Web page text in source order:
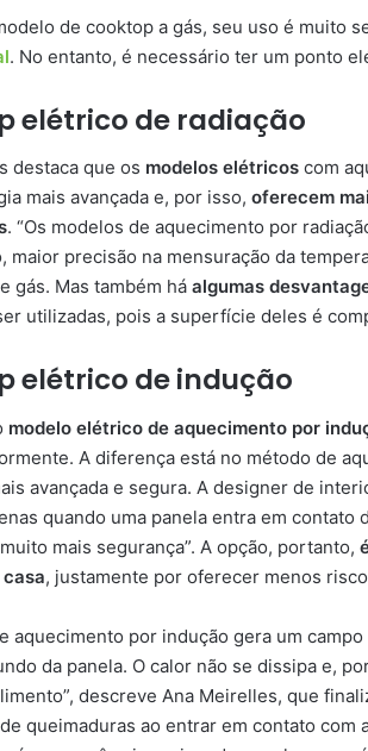
de cooktop a gás, seu uso é muito
. No entanto, é necessário ter um ponto
elétrico de radiação
destaca que os modelos elétricos com
mais avançada e, por isso, oferecem
. “Os modelos de aquecimento por
maior precisão na mensuração da
gás. Mas também há algumas
utilizadas, pois a superfície deles é
elétrico de indução
modelo elétrico de aquecimento por
A diferença está no método de
avançada e segura. A designer de
quando uma panela entra em
mais segurança”. A opção, portanto,
, justamente por oferecer menos
aquecimento por indução gera um
da panela. O calor não se dissipa e,
descreve Ana Meirelles, que
queimaduras ao entrar em contato com